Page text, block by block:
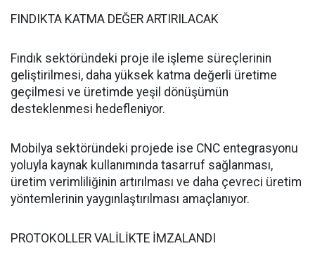
FINDIKTA KATMA DEĞER ARTIRILACAK
Fındık sektöründeki proje ile işleme süreçlerinin
geliştirilmesi, daha yüksek katma değerli üretime
geçilmesi ve üretimde yeşil dönüşümün
desteklenmesi hedefleniyor.
Mobilya sektöründeki projede ise CNC entegrasyonu
yoluyla kaynak kullanımında tasarruf sağlanması,
üretim verimliliğinin artırılması ve daha çevreci üretim
yöntemlerinin yaygınlaştırılması amaçlanıyor.
PROTOKOLLER VALİLİKTE İMZALANDI